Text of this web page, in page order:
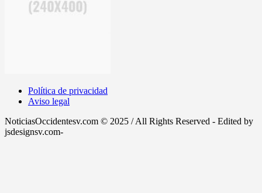
Política de privacidad
Aviso legal
NoticiasOccidentesv.com © 2025 / All Rights Reserved - Edited by
jsdesignsv.com-